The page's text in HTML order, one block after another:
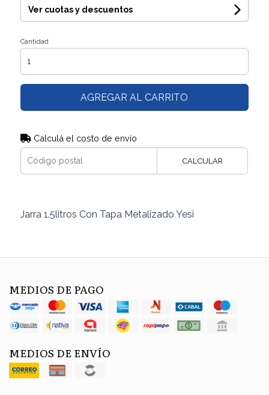
Ver cuotas y descuentos
Cantidad
AGREGAR AL CARRITO
Calculá el costo de envío
CALCULAR
Jarra 1.5litros Con Tapa Metalizado Yesi
MEDIOS DE PAGO
MEDIOS DE ENVÍO